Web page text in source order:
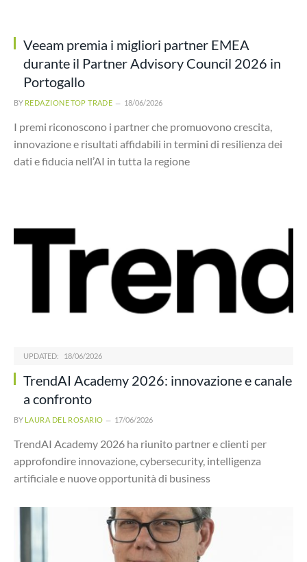
Veeam premia i migliori partner EMEA
durante il Partner Advisory Council 2026 in
Portogallo
BY REDAZIONE TOP TRADE 18/06/2026
I premi riconoscono i partner che promuovono crescita,
innovazione e risultati affidabili in termini di resilienza dei
dati e fiducia nell’AI in tutta la regione
UPDATED: 18/06/2026
TrendAI Academy 2026: innovazione e canale
a confronto
BY LAURA DEL ROSARIO 17/06/2026
TrendAI Academy 2026 ha riunito partner e clienti per
approfondire innovazione, cybersecurity, intelligenza
artificiale e nuove opportunità di business